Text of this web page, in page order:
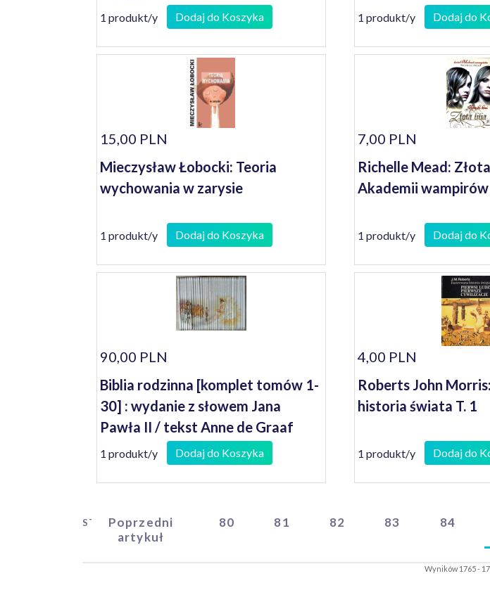
1 produkt/y Dodaj do Koszyka 1 produkt/y Dodaj do
15,00 PLN
Mieczysław Łobocki: Teoria
wychowania w zarysie
1 produkt/y Dodaj do Koszyka
7,00 PLN
Richelle Mead:
Akademii wampirów
1 produkt/y Dodaj do
90,00 PLN
Biblia rodzinna [komplet tomów 1-
30] : wydanie z słowem Jana
Pawła II / tekst Anne de Graaf
1 produkt/y Dodaj do Koszyka
4,00 PLN
Roberts John
historia świata T. 1
1 produkt/y Dodaj do
STARTPoprzedni
artykuł
80 81 82 83 84
Wyników 1765 -